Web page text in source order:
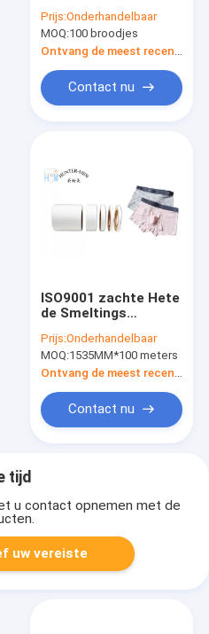
Smeltingsadheisve
voor Kinderennaam
Patchs
Prijs:Onderhandelbaar
MOQ:100 broodjes
Contact nu
ISO9001 zachte Hete
de Smeltings
TPU Band van de
Breedte de
Zelfklevende
Prijs:Onderhandelbaar
MOQ:1535MM*100 meters
Contact nu
tijd
u contact opnemen met de
uw vereiste